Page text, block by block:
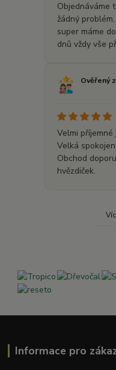
Objednáváme
žádný
super máme
dnů vždy vše
Ověřený
Velmi příjemné
Velká
Obchod
hvězdiček.
Informace pro